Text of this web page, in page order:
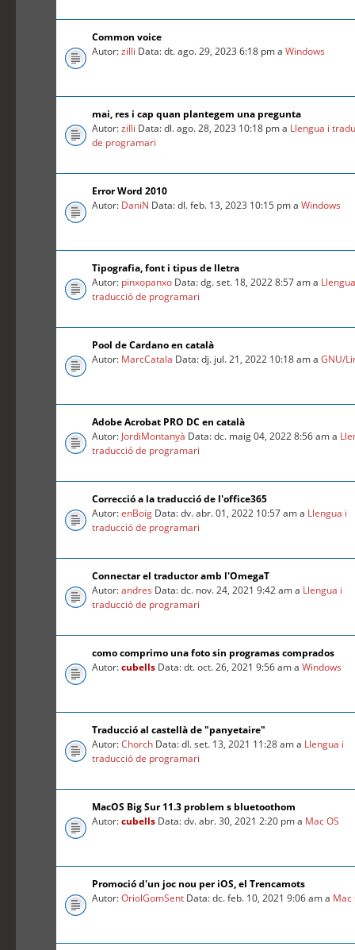
Common voice
Autor:zilli Data: dt. ago. 29, 2023 6:18 pm aWindows
mai, res i cap quan plantegem una pregunta
Autor:zilli Data: dl. ago. 28, 2023 10:18 pm a Llengua i
de programari
Error Word 2010
Autor: DaniN Data: dl. feb. 13, 2023 10:15 pm aWindows
Tipografia, font i tipus de lletra
Autor: pinxopanxo Data: dg. set. 18, 2022 8:57 am a
traducció de programari
Pool de Cardano en català
Autor: MarcCatala Data: dj. jul. 21, 2022 10:18 am aGNU/
Adobe Acrobat PRO DC en català
Autor: JordiMontanyà Data: dc. maig 04, 2022 8:56 am a
traducció de programari
Correcció a la traducció de l'office365
Autor:enBoig Data: dv. abr. 01, 2022 10:57 am a Llengua i
traducció de programari
Connectar el traductor amb l'OmegaT
Autor:andres Data: dc. nov. 24, 2021 9:42 am a Llengua i
traducció de programari
como comprimo una foto sin programas comprados
Autor:cubells Data: dt. oct. 26, 2021 9:56 am aWindows
Traducció al castellà de "panyetaire"
Autor:Chorch Data: dl. set. 13, 2021 11:28 am a Llengua i
traducció de programari
MacOS Big Sur 11.3 problem s bluetoothom
Autor:cubells Data: dv. abr. 30, 2021 2:20 pm a Mac OS
Promoció d'un joc nou per iOS, el Trencamots
Autor:OriolGomSent Data: dc. feb. 10, 2021 9:06 am a Mac